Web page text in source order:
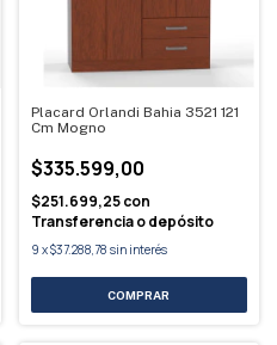
Placard Orlandi Bahia 3521 121
Cm Mogno
$335.599,00
$251.699,25con
Transferencia o depósito
9 x$37.288,78 sin interés